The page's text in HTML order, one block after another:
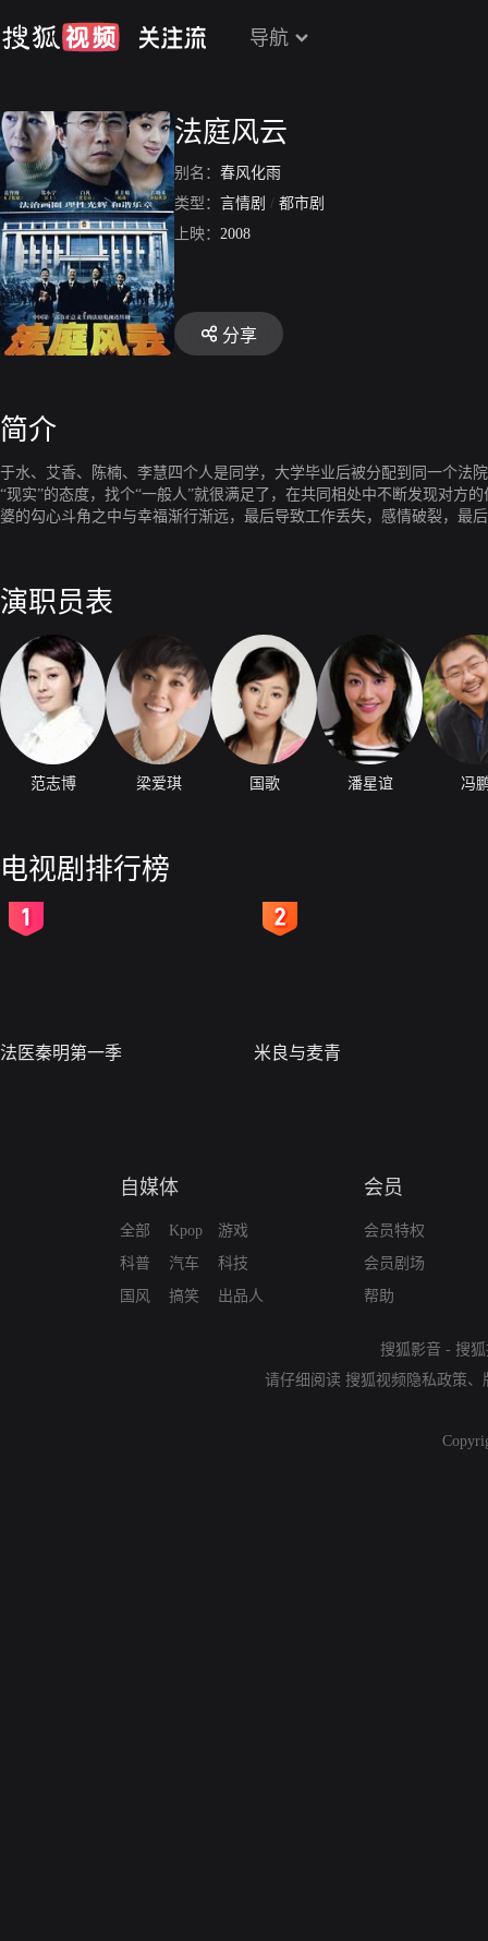
导航
法庭风云
别名： 春风化雨
类型： 言情剧 / 都市剧
上映： 2008
分享
简介
于水、艾香、陈楠、李慧四个人是同学，大学毕业后被分配到同一个法
“现实”的态度，找个“一般人”就很满足了，在共同相处中不断发现对方
婆的勾心斗角之中与幸福渐行渐远，最后导致工作丢失，感情破裂，最
演职员表
范志博 梁爱琪 国歌 潘星谊 冯
电视剧排行榜
法医秦明第一季 米良与麦青
自媒体
全部
科普
国风
Kpop
汽车
搞笑
游戏
科技
出品人
会员
会员特权
会员剧场
帮助
搜狐影音 - 搜
请仔细阅读 搜狐视频隐私政策、